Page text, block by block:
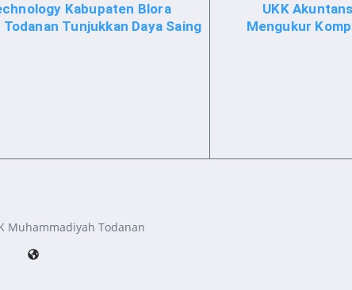
Kabupaten Blora
Tunjukkan Daya Saing
UKK
Mengukur
Muhammadiyah Todanan